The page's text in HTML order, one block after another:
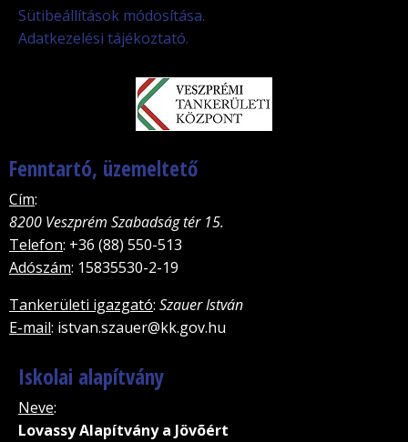
Sütibeállítások módosítása.
Adatkezelési tájékoztató.
Fenntartó, üzemeltető
Cím:
8200 Veszprém Szabadság tér 15.
Telefon: +36 (88) 550-513
Adószám: 15835530-2-19
Tankerületi igazgató: Szauer István
E-mail: istvan.szauer@kk.gov.hu
Iskolai alapítvány
Neve:
Lovassy Alapítvány a Jövõért